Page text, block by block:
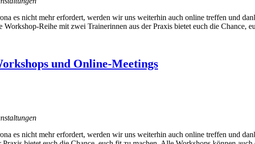
es nicht mehr erfordert, werden wir uns weiterhin auch online treffen und
Reihe mit zwei Trainerinnen aus der Praxis bietet euch die Chance,
und Online-Meetings
es nicht mehr erfordert, werden wir uns weiterhin auch online treffen und